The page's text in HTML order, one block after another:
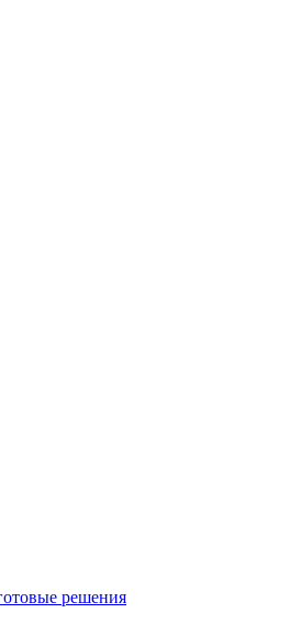
решения